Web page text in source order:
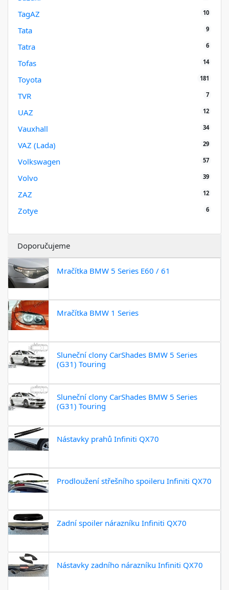
TagAZ 10
Tata 9
Tatra 6
Tofas 14
Toyota 181
TVR 7
UAZ 12
Vauxhall 34
VAZ (Lada) 29
Volkswagen 57
Volvo 39
ZAZ 12
Zotye 6
Doporučujeme
Mračítka BMW 5 Series E60 / 61
Mračítka BMW 1 Series
Sluneční clony CarShades BMW 5 Series
(G31) Touring
Sluneční clony CarShades BMW 5 Series
(G31) Touring
Nástavky prahů Infiniti QX70
Prodloužení střešního spoileru Infiniti QX70
Zadní spoiler nárazníku Infiniti QX70
Nástavky zadního nárazníku Infiniti QX70